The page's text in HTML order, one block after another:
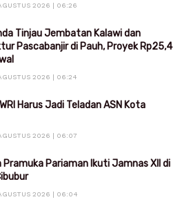
2026 | 06:26
Tinjau Jembatan Kalawi dan
Pascabanjir di Pauh, Proyek Rp25,4
2026 | 06:24
Harus Jadi Teladan ASN Kota
2026 | 06:07
Pramuka Pariaman Ikuti Jamnas XII di
2026 | 06:04